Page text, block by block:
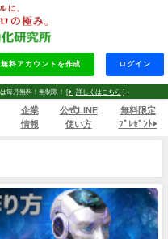
毎月無料！無制限！ [ 詳しくはこちら ]～
料アカウントを作成 ログイン
企業
情報
公式LINE
使い方
無料限定
ﾌﾟﾚｾﾞﾝﾄ▶